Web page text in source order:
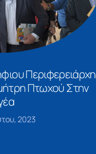
Περιφερειάρχη
Πτωχού Στην
2023